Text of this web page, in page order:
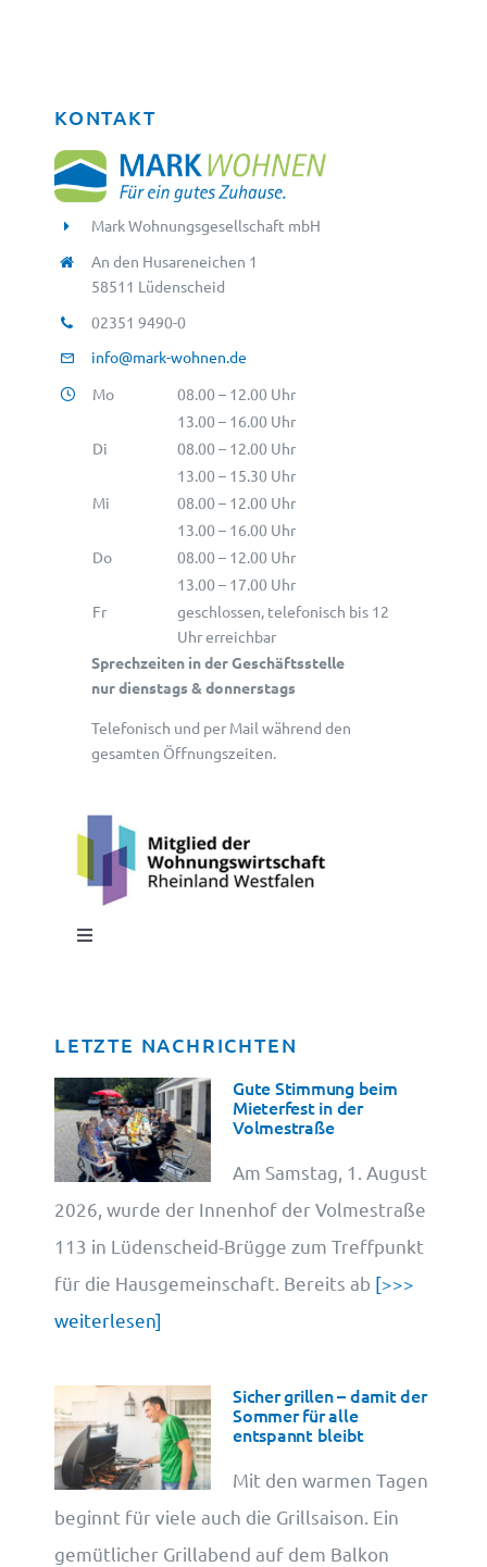
KONTAKT
Mark Wohnungsgesellschaft mbH
An den Husareneichen 1
58511 Lüdenscheid
02351 9490-0
info@mark-wohnen.de
Mo
08.00 – 12.00 Uhr
13.00 – 16.00 Uhr
Di
08.00 – 12.00 Uhr
13.00 – 15.30 Uhr
Mi
08.00 – 12.00 Uhr
13.00 – 16.00 Uhr
Do
08.00 – 12.00 Uhr
13.00 – 17.00 Uhr
Fr
geschlossen, telefonisch bis 12
Uhr erreichbar
Sprechzeiten in der Geschäftsstelle
nur dienstags & donnerstags
Telefonisch und per Mail während den
gesamten Öffnungszeiten.
Toggle
Cookie-Information
LETZTE NACHRICHTEN
Gute Stimmung beim
Mieterfest in der
Volmestraße
Am Samstag, 1. August
2026, wurde der Innenhof der Volmestraße
113 in Lüdenscheid-Brügge zum Treffpunkt
für die Hausgemeinschaft. Bereits ab [>>>
weiterlesen]
Sicher grillen – damit der
Sommer für alle
entspannt bleibt
Mit den warmen Tagen
beginnt für viele auch die Grillsaison. Ein
gemütlicher Grillabend auf dem Balkon